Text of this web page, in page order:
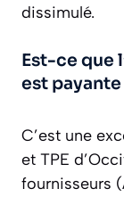
dissimulé.
Est-ce que
est
C’est une
et TPE
fournisseurs